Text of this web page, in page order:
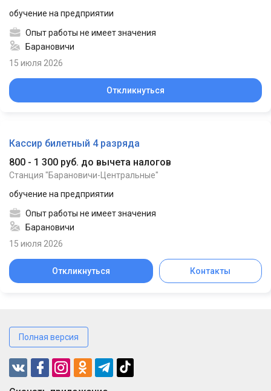
обучение на предприятии
Опыт работы не имеет значения
Барановичи
15 июля 2026
Откликнуться
Кассир билетный 4 разряда
800 - 1 300 руб. до вычета налогов
Станция "Барановичи-Центральные"
обучение на предприятии
Опыт работы не имеет значения
Барановичи
15 июля 2026
Откликнуться Контакты
Полная версия